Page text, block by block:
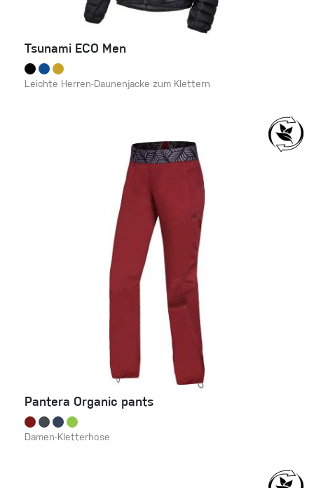
Tsunami ECO Men
Leichte Herren-Daunenjacke zum Klettern
Pantera Organic pants
Damen-Kletterhose